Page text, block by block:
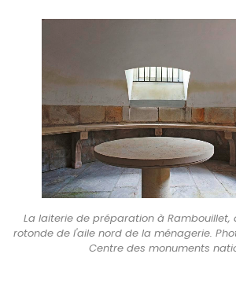
La laiterie de préparation à Rambouillet,
rotonde de l'aile nord de la ménagerie.
Centre des monuments